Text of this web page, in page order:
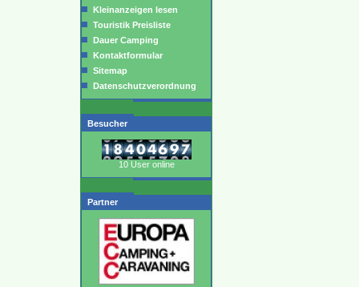
Kleinanzeigen lesen
Touristik Preisliste
Dauer Camping
Kontaktformular
Sitemap
Datenschutzverordnung
Besucher
10 User online
Partner